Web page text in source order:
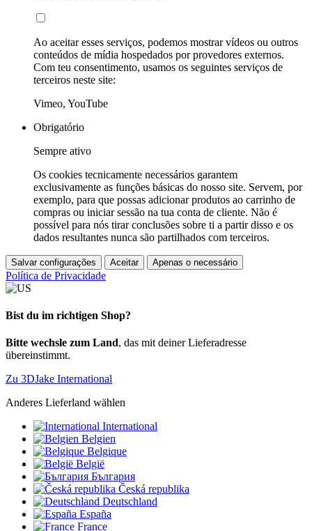
Ao aceitar esses serviços, podemos mostrar vídeos ou outros
conteúdos de mídia hospedados por provedores externos.
Com teu consentimento, usamos os seguintes serviços de
terceiros neste site:
Vimeo, YouTube
Obrigatório
Sempre ativo
Os cookies tecnicamente necessários garantem
exclusivamente as funções básicas do nosso site. Servem, por
exemplo, para que possas adicionar produtos ao carrinho de
compras ou iniciar sessão na tua conta de cliente. Não é
possível para nós tirar conclusões sobre ti a partir disso e os
dados resultantes nunca são partilhados com terceiros.
Salvar configurações Aceitar Apenas o necessário
Política de Privacidade
Bist du im richtigen Shop?
Bitte wechsle zum Land, das mit deiner Lieferadresse
übereinstimmt.
Zu 3DJake International
Anderes Lieferland wählen
International
Belgien
Belgique
België
България
Česká republika
Deutschland
España
France